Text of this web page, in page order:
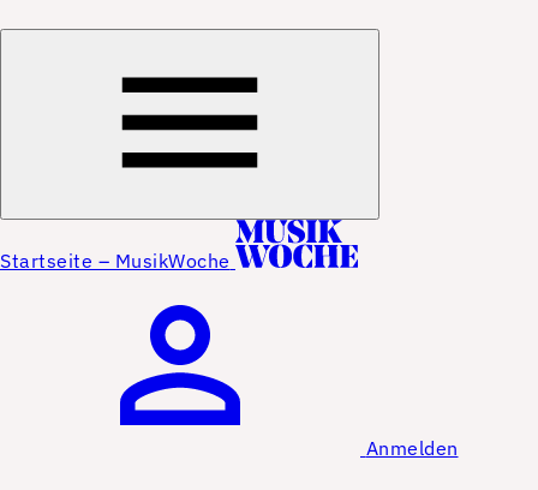
Startseite – MusikWoche
Anmelden